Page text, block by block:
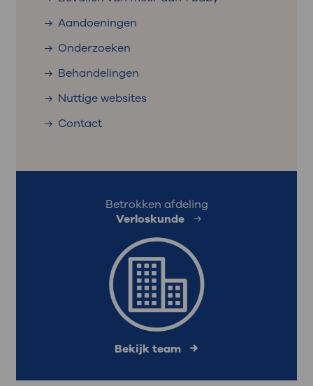
Aandoeningen
Onderzoeken
Behandelingen
Nuttige websites
Contact
Betrokken afdeling
Verloskunde
Bekijk team